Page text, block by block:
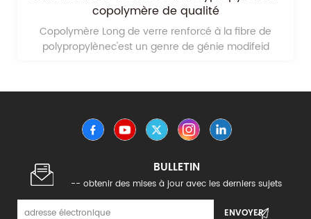
fibre de verre pp
copolymère long de polypropylène renforcé de fibre
de verreest un type de matériau plastique d'ingénierie
BULLETIN
-- obtenir des mises à jour avec les derniers sujets